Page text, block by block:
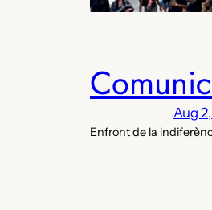
Aug
Enfront de la